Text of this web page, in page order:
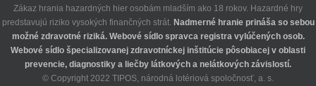
Zákaz hrania hazardných hier osobám mladším ako 18 rokov. Hazardné hry
predstavujú riziko vysokých finančných strát. Nadmerné hranie prináša so sebou
možné zdravotné riziká. Webové sídlo spravca registra vylúčených osob.
Webové sídlo špecializovanej zdravotníckej inštitúcie pôsobiacej v oblasti
prevencie, diagnostiky a liečby látkových a nelátkových závislostí.
© Copyright 2022 TIPOS, národná lotériová spoločnosť, a. s.